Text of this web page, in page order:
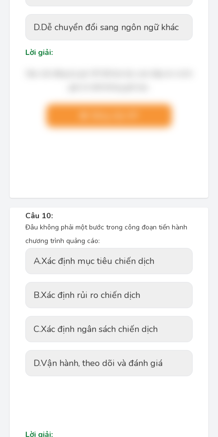
D.Dễ chuyển đổi sang ngôn ngữ khác
Lời giải:
Câu 10:
Đâu không phải một bước trong công đoạn tiến hành
chương trình quảng cáo:
A.Xác định mục tiêu chiến dịch
B.Xác định rủi ro chiến dịch
C.Xác định ngân sách chiến dịch
D.Vận hành, theo dõi và đánh giá
Lời giải: